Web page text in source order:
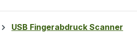
USB Fingerabdruck Scanner